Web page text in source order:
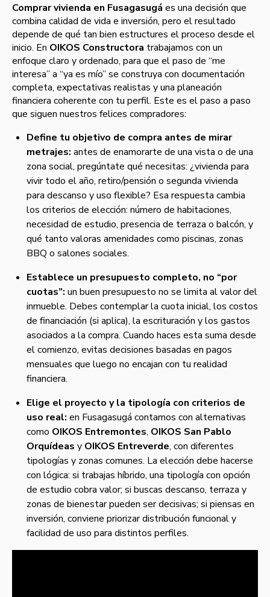
Comprar vivienda en Fusagasugá es una decisión que
combina calidad de vida e inversión, pero el resultado
depende de qué tan bien estructures el proceso desde el
inicio. En OIKOS Constructora trabajamos con un
enfoque claro y ordenado, para que el paso de “me
interesa” a “ya es mío” se construya con documentación
completa, expectativas realistas y una planeación
financiera coherente con tu perfil. Este es el paso a paso
que siguen nuestros felices compradores:
Define tu objetivo de compra antes de mirar
metrajes: antes de enamorarte de una vista o de una
zona social, pregúntate qué necesitas: ¿vivienda para
vivir todo el año, retiro/pensión o segunda vivienda
para descanso y uso flexible? Esa respuesta cambia
los criterios de elección: número de habitaciones,
necesidad de estudio, presencia de terraza o balcón, y
qué tanto valoras amenidades como piscinas, zonas
BBQ o salones sociales.
Establece un presupuesto completo, no “por
cuotas”: un buen presupuesto no se limita al valor del
inmueble. Debes contemplar la cuota inicial, los costos
de financiación (si aplica), la escrituración y los gastos
asociados a la compra. Cuando haces esta suma desde
el comienzo, evitas decisiones basadas en pagos
mensuales que luego no encajan con tu realidad
financiera.
Elige el proyecto y la tipología con criterios de
uso real: en Fusagasugá contamos con alternativas
como OIKOS Entremontes, OIKOS San Pablo
Orquídeas y OIKOS Entreverde, con diferentes
tipologías y zonas comunes. La elección debe hacerse
con lógica: si trabajas híbrido, una tipología con opción
de estudio cobra valor; si buscas descanso, terraza y
zonas de bienestar pueden ser decisivas; si piensas en
inversión, conviene priorizar distribución funcional y
facilidad de uso para distintos perfiles.